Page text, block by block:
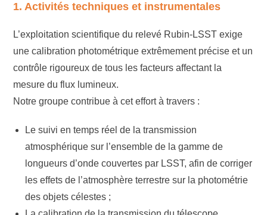
1. Activités techniques et instrumentales
L’exploitation scientifique du relevé Rubin-LSST exige
une calibration photométrique extrêmement précise et un
contrôle rigoureux de tous les facteurs affectant la
mesure du flux lumineux.
Notre groupe contribue à cet effort à travers :
Le suivi en temps réel de la transmission
atmosphérique sur l’ensemble de la gamme de
longueurs d’onde couvertes par LSST, afin de corriger
les effets de l’atmosphère terrestre sur la photométrie
des objets célestes ;